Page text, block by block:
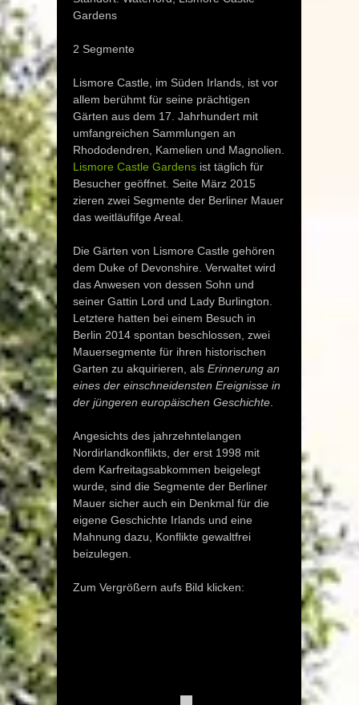
Gardens
2 Segmente
Lismore Castle, im Süden Irlands, ist vor
allem berühmt für seine prächtigen
Gärten aus dem 17. Jahrhundert mit
umfangreichen Sammlungen an
Rhododendren, Kamelien und Magnolien.
Lismore Castle Gardens ist täglich für
Besucher geöffnet. Seite März 2015
zieren zwei Segmente der Berliner Mauer
das weitläufifge Areal.
Die Gärten von Lismore Castle gehören
dem Duke of Devonshire. Verwaltet wird
das Anwesen von dessen Sohn und
seiner Gattin Lord und Lady Burlington.
Letztere hatten bei einem Besuch in
Berlin 2014 spontan beschlossen, zwei
Mauersegmente für ihren historischen
Garten zu akquirieren, als Erinnerung an
eines der einschneidensten Ereignisse in
der jüngeren europäischen Geschichte
Angesichts des jahrzehntelangen
Nordirlandkonflikts, der erst 1998 mit
dem Karfreitagsabkommen beigelegt
wurde, sind die Segmente der Berliner
Mauer sicher auch ein Denkmal für die
eigene Geschichte Irlands und eine
Mahnung dazu, Konflikte gewaltfrei
beizulegen.
Zum Vergrößern aufs Bild klicken: